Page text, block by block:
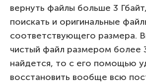
вернуть файлы больше 3
поискать и оригинальные
соответствующего размера.
чистый файл размером более
найдется, то с его помощью
восстановить вообще всю